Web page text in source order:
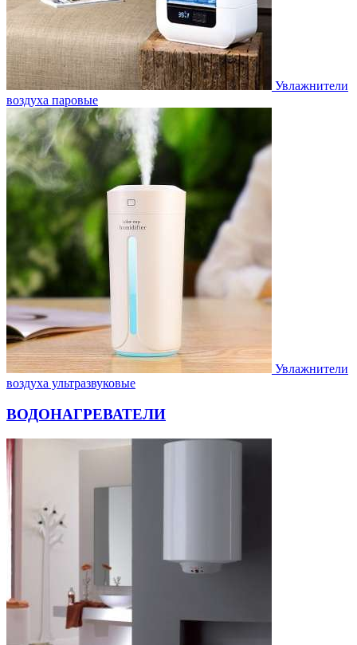
Увлажнители
воздуха паровые
Увлажнители
воздуха ультразвуковые
ВОДОНАГРЕВАТЕЛИ